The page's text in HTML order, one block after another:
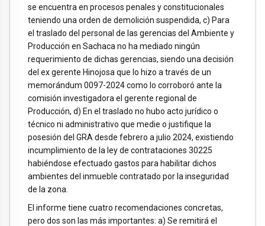
se encuentra en procesos penales y constitucionales
teniendo una orden de demolición suspendida, c) Para
el traslado del personal de las gerencias del Ambiente y
Producción en Sachaca no ha mediado ningún
requerimiento de dichas gerencias, siendo una decisión
del ex gerente Hinojosa que lo hizo a través de un
memorándum 0097-2024 como lo corroboró ante la
comisión investigadora el gerente regional de
Producción, d) En el traslado no hubo acto jurídico o
técnico ni administrativo que medie o justifique la
posesión del GRA desde febrero a julio 2024, existiendo
incumplimiento de la ley de contrataciones 30225
habiéndose efectuado gastos para habilitar dichos
ambientes del inmueble contratado por la inseguridad
de la zona.
El informe tiene cuatro recomendaciones concretas,
pero dos son las más importantes: a) Se remitirá el